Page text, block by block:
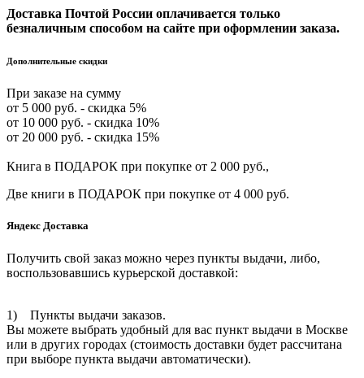
Доставка Почтой России оплачивается только
безналичным способом на сайте при оформлении заказа.
Дополнительные скидки
При заказе на сумму
от 5 000 руб. - скидка 5%
от 10 000 руб. - скидка 10%
от 20 000 руб. - скидка 15%
Книга в ПОДАРОК при покупке от 2 000 руб.,
Две книги в ПОДАРОК при покупке от 4 000 руб.
Яндекс Доставка
Получить свой заказ можно через пункты выдачи, либо,
воспользовавшись курьерской доставкой:
1) Пункты выдачи заказов.
Вы можете выбрать удобный для вас пункт выдачи в Москве
или в других городах (стоимость доставки будет рассчитана
при выборе пункта выдачи автоматически).